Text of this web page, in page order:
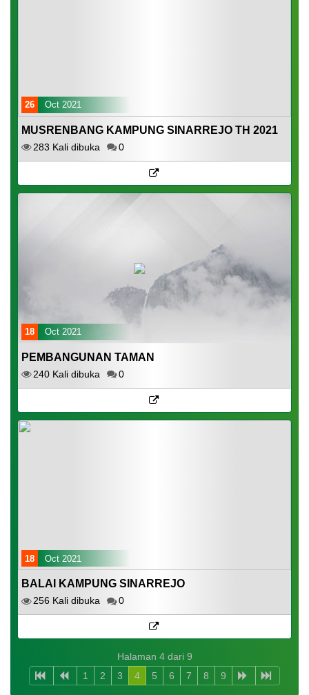
26 Oct 2021
MUSRENBANG KAMPUNG SINARREJO TH 2021
283 Kali dibuka 0
18 Oct 2021
PEMBANGUNAN TAMAN
240 Kali dibuka 0
18 Oct 2021
BALAI KAMPUNG SINARREJO
256 Kali dibuka 0
Halaman 4 dari 9
1
2 3 4 5 6 7 8 9